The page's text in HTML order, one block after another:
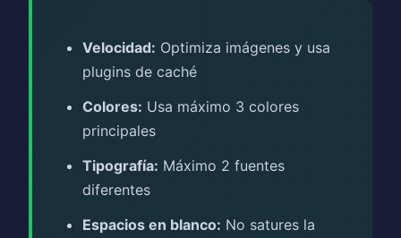
Velocidad: Optimiza imágenes y usa
plugins de caché
Colores: Usa máximo 3 colores
principales
Tipografía: Máximo 2 fuentes
diferentes
Espacios en blanco: No satures la